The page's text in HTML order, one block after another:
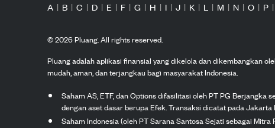
A | B | C | D | E | F | G | H | I | J | K | L | M | N | O | P |
©2026Pluang. All rights reserved.
Pluang adalah aplikasi finansial yang dikelola dan dikembangkan
mudah, aman, dan terjangkau bagi masyarakat Indonesia.
Saham AS, ETF, dan Options difasilitasi oleh PT PG
dengan aset dasar berupa Efek. Transaksi dicatat pada
Saham Indonesia (oleh PT Sarana Santosa Sejati sebagai